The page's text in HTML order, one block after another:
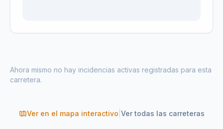
Ahora mismo no hay incidencias activas registradas para esta
carretera.
Ver en el mapa interactivo Ver todas las carreteras